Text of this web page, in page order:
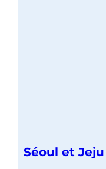
Séoul et Jeju